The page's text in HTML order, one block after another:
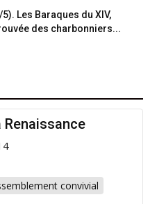
5). Les Baraques du XIV,
des charbonniers...
Renaissance
convivial